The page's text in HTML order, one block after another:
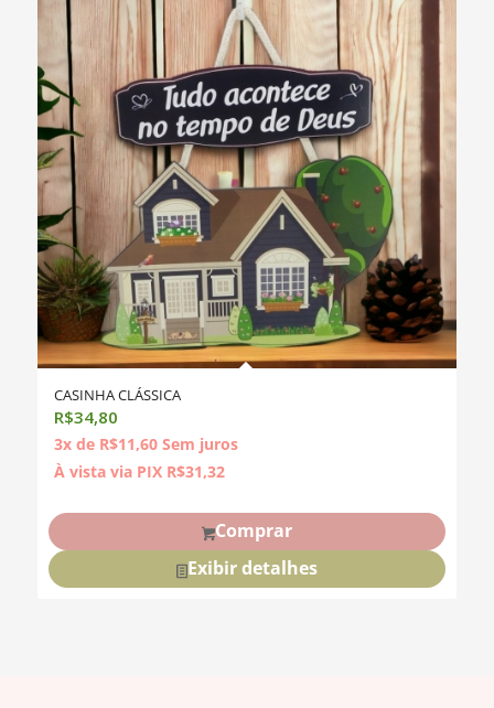
CASINHA CLÁSSICA
R$34,80
3x de R$11,60 Sem juros
À vista via PIX R$31,32
Comprar
Exibir detalhes